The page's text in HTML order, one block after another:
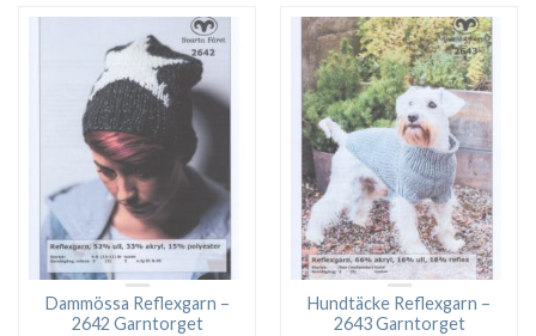
Dammössa Reflexgarn –
2642 Garntorget
Hundtäcke Reflexgarn –
2643 Garntorget